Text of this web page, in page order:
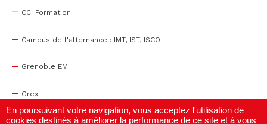
CCI Formation
Campus de l'alternance : IMT, IST, ISCO
Grenoble EM
Grex
WTC Grenoble
En poursuivant votre navigation, vous acceptez l'utilisation de
cookies destinés à améliorer la performance de ce site et à vous